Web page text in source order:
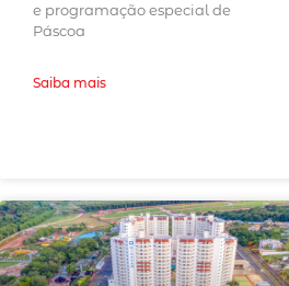
e programação especial de
Páscoa
Saiba mais